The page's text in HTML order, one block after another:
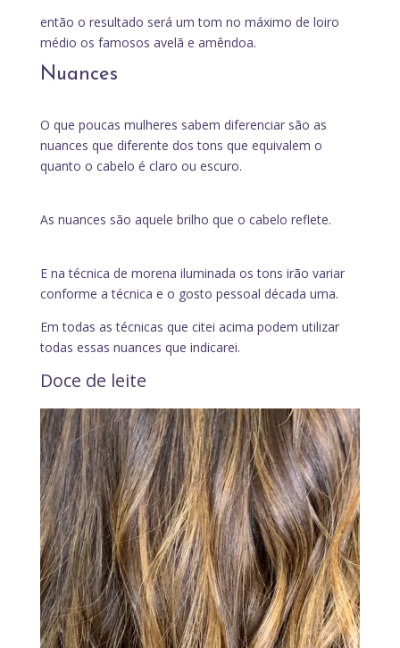
então o resultado será um tom no máximo de loiro
médio os famosos avelã e amêndoa.
Nuances
O que poucas mulheres sabem diferenciar são as
nuances que diferente dos tons que equivalem o
quanto o cabelo é claro ou escuro.
As nuances são aquele brilho que o cabelo reflete.
E na técnica de morena iluminada os tons irão variar
conforme a técnica e o gosto pessoal década uma.
Em todas as técnicas que citei acima podem utilizar
todas essas nuances que indicarei.
Doce de leite